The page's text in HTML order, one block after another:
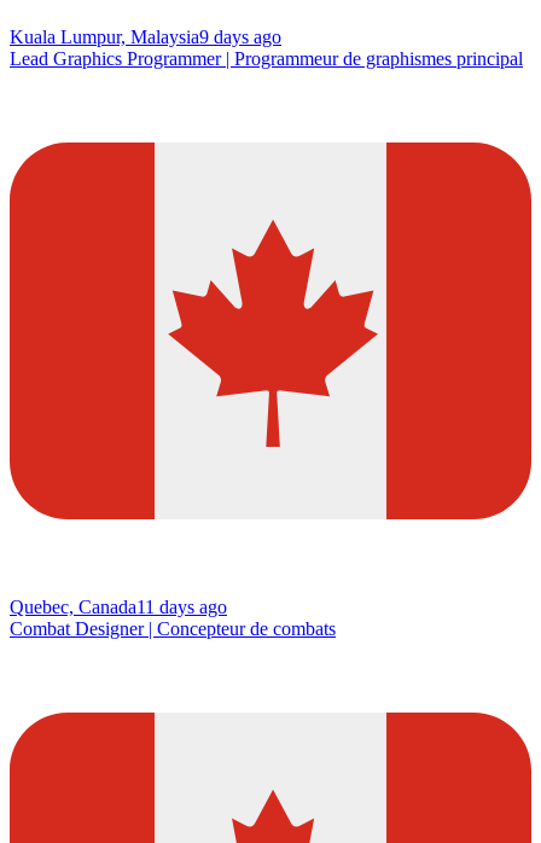
Kuala Lumpur, Malaysia9 days ago
Lead Graphics Programmer | Programmeur de graphismes principal
Quebec, Canada11 days ago
Combat Designer | Concepteur de combats